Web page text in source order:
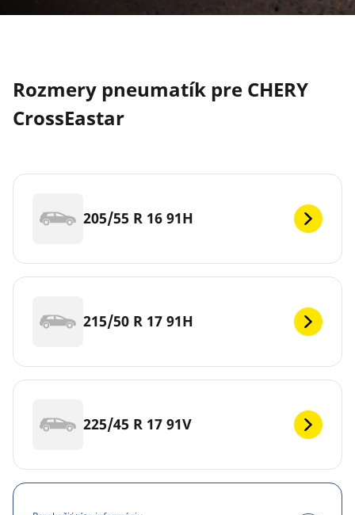
Rozmery pneumatík pre CHERY
CrossEastar
205/55 R 16 91H
215/50 R 17 91H
225/45 R 17 91V